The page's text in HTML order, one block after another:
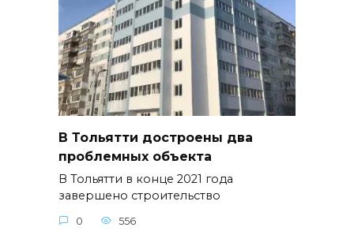
В Тольятти достроены два
проблемных объекта
В Тольятти в конце 2021 года
завершено строительство
0 556